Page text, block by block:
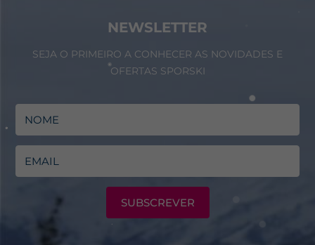
NEWSLETTER
SEJA O PRIMEIRO A CONHECER AS NOVIDADES E
OFERTAS SPORSKI
SUBSCREVER